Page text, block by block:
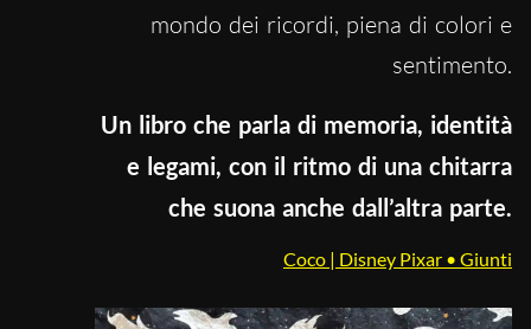
mondo dei ricordi, piena di colori e
sentimento.
Un libro che parla di memoria, identità
e legami, con il ritmo di una chitarra
che suona anche dall’altra parte.
Coco | Disney Pixar • Giunti